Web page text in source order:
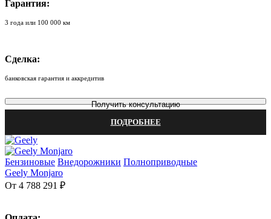
Гарантия:
3 года или 100 000 км
Сделка:
банковская гарантия и аккредитив
Получить консультацию
ПОДРОБНЕЕ
Бензиновые Внедорожники Полноприводные
Geely Monjaro
От 4 788 291 ₽